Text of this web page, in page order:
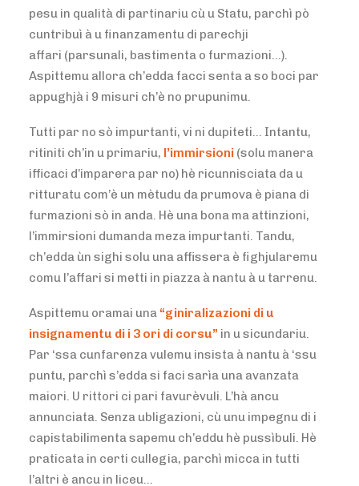
pesu in qualità di partinariu cù u Statu, parchì pò
cuntribuì à u finanzamentu di parechji
affari (parsunali, bastimenta o furmazioni…).
Aspittemu allora ch’edda facci senta a so boci par
appughjà i 9 misuri ch’è no prupunimu.
Tutti par no sò impurtanti, vi ni dupiteti… Intantu,
ritiniti ch’in u primariu, l’immirsioni (solu manera
ifficaci d’imparera par no) hè ricunnisciata da u
ritturatu com’è un mètudu da prumova è piana di
furmazioni sò in anda. Hè una bona ma attinzioni,
l’immirsioni dumanda meza impurtanti. Tandu,
ch’edda ùn sighi solu una affissera è fighjularemu
comu l’affari si metti in piazza à nantu à u tarrenu.
Aspittemu oramai una “giniralizazioni di u
insignamentu di i 3 ori di corsu” in u sicundariu.
Par ‘ssa cunfarenza vulemu insista à nantu à ‘ssu
puntu, parchì s’edda si faci sarìa una avanzata
maiori. U rittori ci pari favurèvuli. L’hà ancu
annunciata. Senza ubligazioni, cù unu impegnu di i
capistabilimenta sapemu ch’eddu hè pussìbuli. Hè
praticata in certi cullegia, parchì micca in tutti
l’altri è ancu in liceu…